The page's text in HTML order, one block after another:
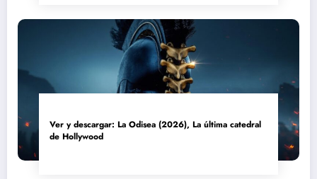
Ver y descargar: La Odisea (2026), La última catedral
de Hollywood